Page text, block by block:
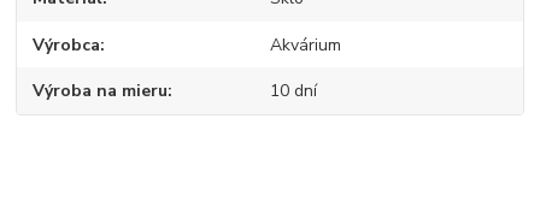
Výrobca Akvárium
Výroba na mieru 10 dní